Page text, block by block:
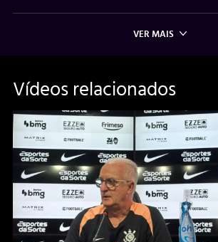
VER MAIS
Vídeos relacionados